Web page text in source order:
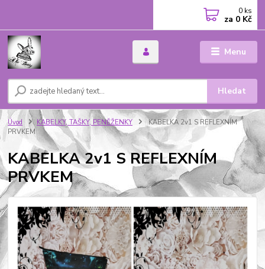
Menu
Hledat
0 ks
za 0 Kč
Úvod KABELKY, TAŠKY, PENĚŽENKY
KABELKA 2v1 S REFLEXNÍM
PRVKEM
KABELKA 2v1 S REFLEXNÍM
PRVKEM